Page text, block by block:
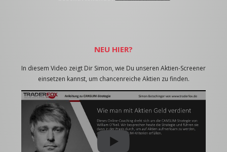
NEU HIER?
In diesem Video zeigt Dir Simon, wie Du unseren Aktien-Screener
einsetzen kannst, um chancenreiche Aktien zu finden.